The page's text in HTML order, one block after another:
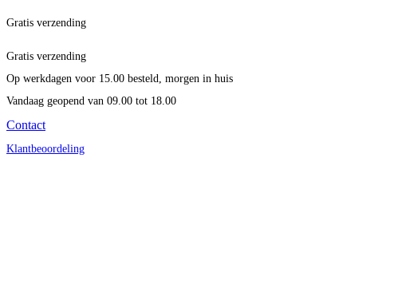
Gratis verzending
Gratis verzending
Op werkdagen voor 15.00 besteld, morgen in huis
Vandaag geopend van 09.00 tot 18.00
Contact
Klantbeoordeling